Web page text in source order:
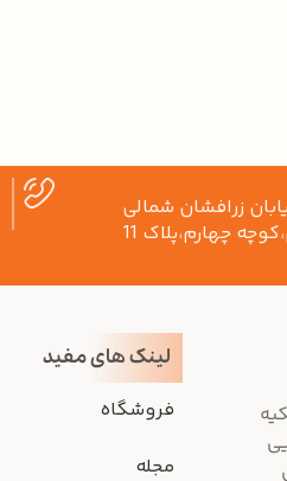
زرافشان شمالی
چهارم،پلاک 11
لینک های مفید
فروشگاه
مجله